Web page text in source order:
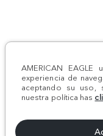
AMERICAN
experiencia de
aceptando su uso,
nuestra política has